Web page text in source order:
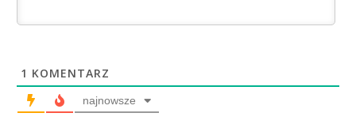
1 KOMENTARZ
najnowsze